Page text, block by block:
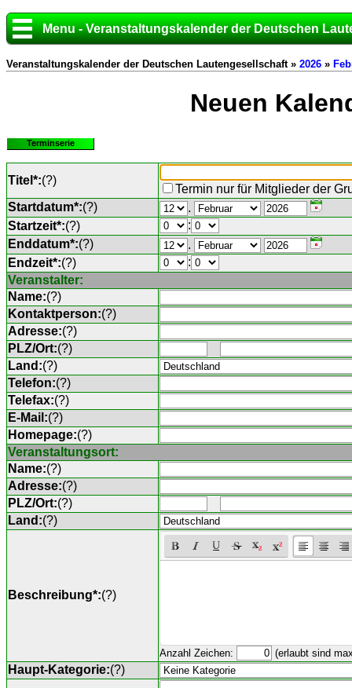
Menu - Veranstaltungskalender der Deutschen
Veranstaltungskalender der Deutschen Lautengesellschaft » 2026 »
Neuen
Terminserie
Titel*:(?)
Termin nur für Mitglieder der
Startdatum*:(?)
.
Startzeit*:(?)
:
Enddatum*:(?)
.
Endzeit*:(?)
:
Veranstalter:
Name:(?)
Kontaktperson:(?)
Adresse:(?)
PLZ/Ort:(?)
Land:(?)
Telefon:(?)
Telefax:(?)
E-Mail:(?)
Homepage:(?)
Veranstaltungsort:
Name:(?)
Adresse:(?)
PLZ/Ort:(?)
Land:(?)
Beschreibung*:(?)
Anzahl Zeichen: (erlaubt sind
Haupt-Kategorie:(?)